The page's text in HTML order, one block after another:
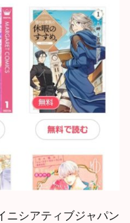
ニシアティブジャパン